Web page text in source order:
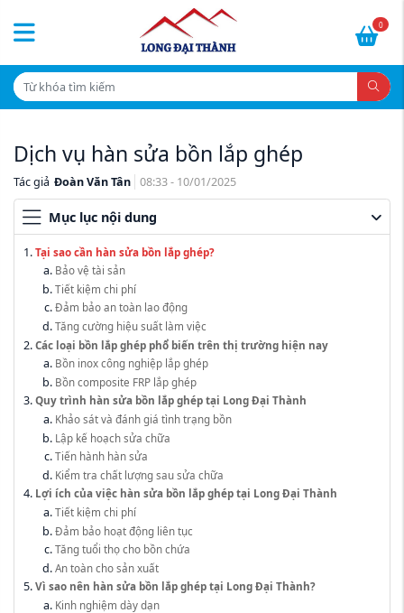
0
Dịch vụ hàn sửa bồn lắp ghép
Tác giả Đoàn Văn Tân 08:33 - 10/01/2025
Mục lục nội dung
Tại sao cần hàn sửa bồn lắp ghép?
Bảo vệ tài sản
Tiết kiệm chi phí
Đảm bảo an toàn lao động
Tăng cường hiệu suất làm việc
Các loại bồn lắp ghép phổ biến trên thị trường hiện nay
Bồn inox công nghiệp lắp ghép
Bồn composite FRP lắp ghép
Quy trình hàn sửa bồn lắp ghép tại Long Đại Thành
Khảo sát và đánh giá tình trạng bồn
Lập kế hoạch sửa chữa
Tiến hành hàn sửa
Kiểm tra chất lượng sau sửa chữa
Lợi ích của việc hàn sửa bồn lắp ghép tại Long Đại Thành
Tiết kiệm chi phí
Đảm bảo hoạt động liên tục
Tăng tuổi thọ cho bồn chứa
An toàn cho sản xuất
Vì sao nên hàn sửa bồn lắp ghép tại Long Đại Thành?
Kinh nghiệm dày dạn